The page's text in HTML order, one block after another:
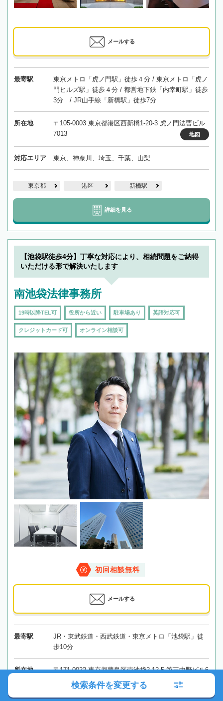
メールする
最寄駅
東京メトロ「虎ノ門駅」徒歩４分 / 東京メトロ「虎ノ
門ヒルズ駅」徒歩４分 / 都営地下鉄「内幸町駅」徒歩
3分 / JR山手線「新橋駅」徒歩7分
所在地
〒105-0003 東京都港区西新橋1-20-3 虎ノ門法曹ビル
7013
地図
対応エリア 東京、神奈川、埼玉、千葉、山梨
東京都 港区 新橋駅
詳細を見る
【池袋駅徒歩4分】丁寧な対応により、相続問題をご納得
いただける形で解決いたします
南池袋法律事務所
19時以降TEL可 役所から近い 駐車場あり 英語対応可
クレジットカード可 オンライン相談可
初回相談無料
メールする
最寄駅
JR・東武鉄道・西武鉄道・東京メトロ「池袋駅」徒
歩10分
所在地
〒171-0022 東京都豊島区南池袋2-12-5 第三中野ビル6
階A号室
検索条件を変更する